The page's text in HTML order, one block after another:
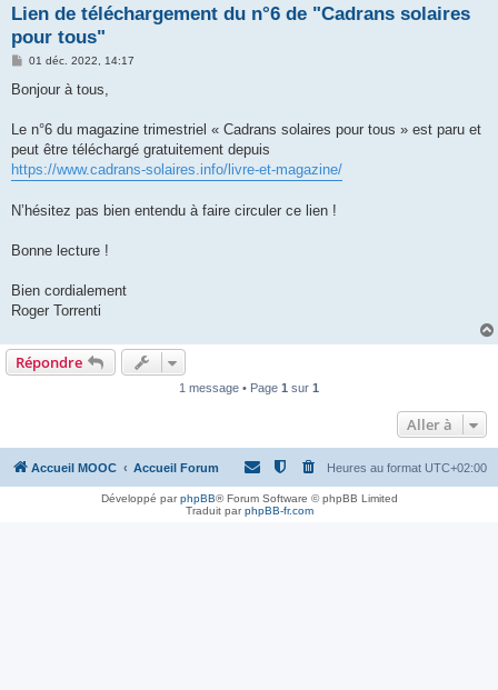
Lien de téléchargement du n°6 de "Cadrans solaires
pour tous"
M
s
g
01 déc. 2022, 14:17
Bonjour à tous,
Le n°6 du magazine trimestriel « Cadrans solaires pour tous » est paru et
peut être téléchargé gratuitement depuis
https://www.cadrans-solaires.info/livre-et-magazine/
N’hésitez pas bien entendu à faire circuler ce lien !
Bonne lecture !
Bien cordialement
Roger Torrenti
Répondre
1 message • Page 1 sur 1
Aller à
Accueil MOOC Accueil Forum Heures au format UTC+02:00
Développé parphpBB® Forum Software © phpBB Limited
Traduit parphpBB-fr.com